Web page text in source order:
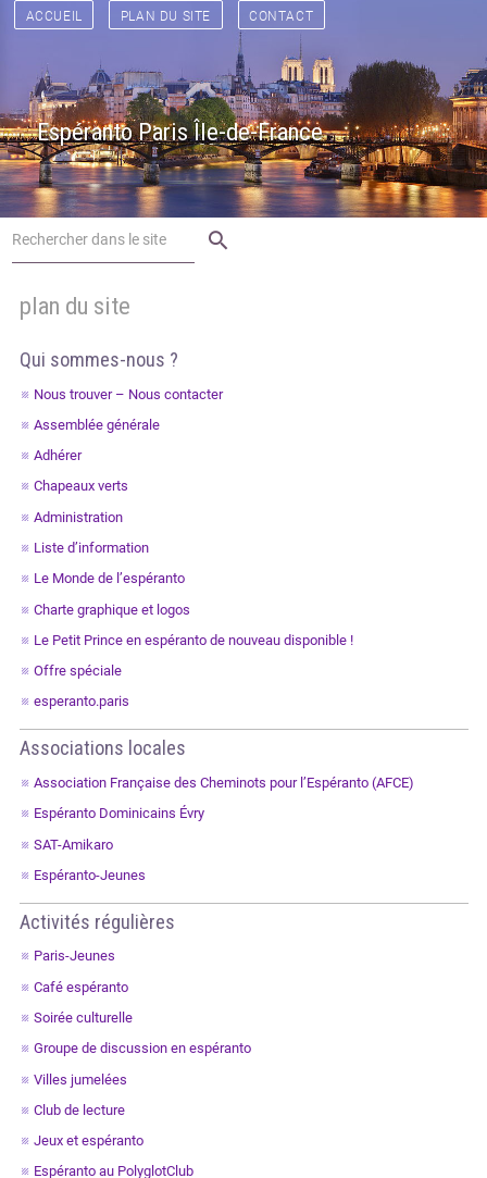
[[ ] [] [] [ ] [] [] [] [] [] [] [
ACCUEIL PLAN DU SITE CONTACT
Espéranto Paris Île-de-France
search
plan du site
Qui sommes-nous ?
Nous trouver – Nous contacter
Assemblée générale
Adhérer
Chapeaux verts
Administration
Liste d’information
Le Monde de l’espéranto
Charte graphique et logos
Le Petit Prince en espéranto de nouveau disponible !
Offre spéciale
esperanto.paris
Associations locales
Association Française des Cheminots pour l’Espéranto (AFCE)
Espéranto Dominicains Évry
SAT-Amikaro
Espéranto-Jeunes
Activités régulières
Paris-Jeunes
Café espéranto
Soirée culturelle
Groupe de discussion en espéranto
Villes jumelées
Club de lecture
Jeux et espéranto
Espéranto au PolyglotClub